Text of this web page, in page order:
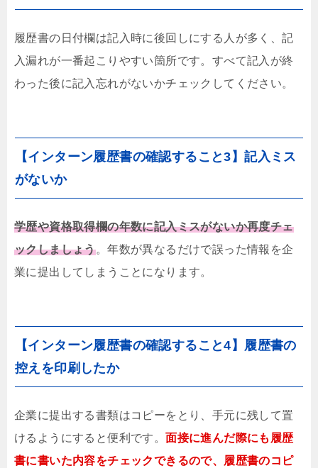
履歴書の日付欄は記入時に後回しにする人が多く、記
入漏れが一番起こりやすい箇所です。すべて記入が終
わった後に記入忘れがないかチェックしてください。
【インターン履歴書の確認すること3】記入ミス
がないか
学歴や資格取得欄の年数に記入ミスがないか再度チェ
ックしましょう。年数が異なるだけで誤った情報を企
業に提出してしまうことになります。
【インターン履歴書の確認すること4】履歴書の
控えを印刷したか
企業に提出する書類はコピーをとり、手元に残して置
けるようにすると便利です。面接に進んだ際にも履歴
書に書いた内容をチェックできるので、履歴書のコピ